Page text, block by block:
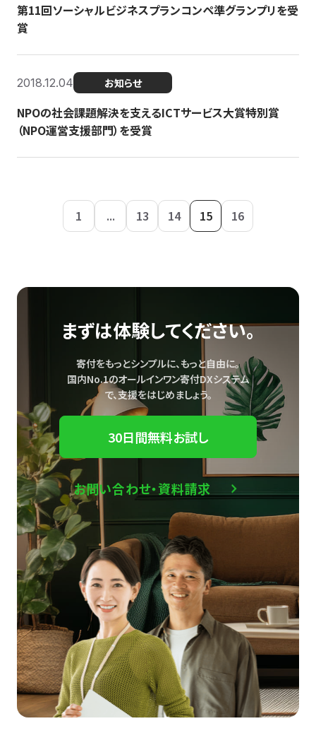
第11回ソーシャルビジネスプランコンペ準グランプリを受
賞
2018.12.04 お知らせ
NPOの社会課題解決を支えるICTサービス大賞特別賞
（NPO運営支援部門）を受賞
1 ... 13 14 15 16
まずは体験してください。
寄付をもっとシンプルに、もっと自由に。
国内No.1のオールインワン寄付DXシステム
で、支援をはじめましょう。
30日間無料お試し
お問い合わせ・資料請求